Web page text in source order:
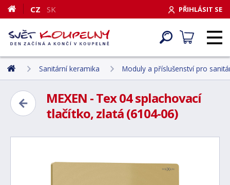
PŘIHLÁSIT SE
CZ SK
Sanitární keramika Moduly a příslušenství pro
MEXEN - Tex 04 splachovací
tlačítko, zlatá (6104-06)